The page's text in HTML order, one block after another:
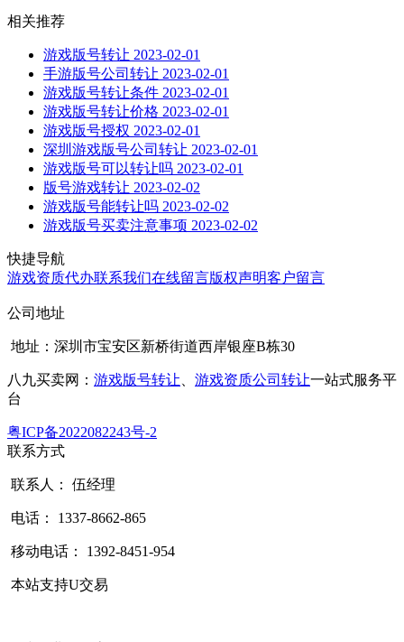
相关推荐
游戏版号转让 2023-02-01
手游版号公司转让 2023-02-01
游戏版号转让条件 2023-02-01
游戏版号转让价格 2023-02-01
游戏版号授权 2023-02-01
深圳游戏版号公司转让 2023-02-01
游戏版号可以转让吗 2023-02-01
版号游戏转让 2023-02-02
游戏版号能转让吗 2023-02-02
游戏版号买卖注意事项 2023-02-02
快捷导航
游戏资质代办联系我们在线留言版权声明客户留言
公司地址
地址：深圳市宝安区新桥街道西岸银座B栋30
八九买卖网： 游戏版号转让 游戏资质公司转让一站式服务平
台
粤ICP备2022082243号-2
联系方式
联系人： 伍经理
电话： 1337-8662-865
移动电话： 1392-8451-954
本站支持U交易